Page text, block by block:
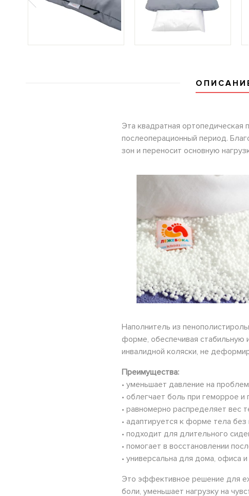
Эта квадратная
послеоперационный период.
зон и переносит основную
Наполнитель из
форме, обеспечивая стабильную
инвалидной коляски, не
Преимущества:
• уменьшает давление на
• облегчает боль при геморрое и
• равномерно распределяет вес
• адаптируется к форме тела без
• подходит для длительного
• помогает в восстановлении
• универсальна для дома, офиса
Это эффективное решение для
боли, уменьшает нагрузку на